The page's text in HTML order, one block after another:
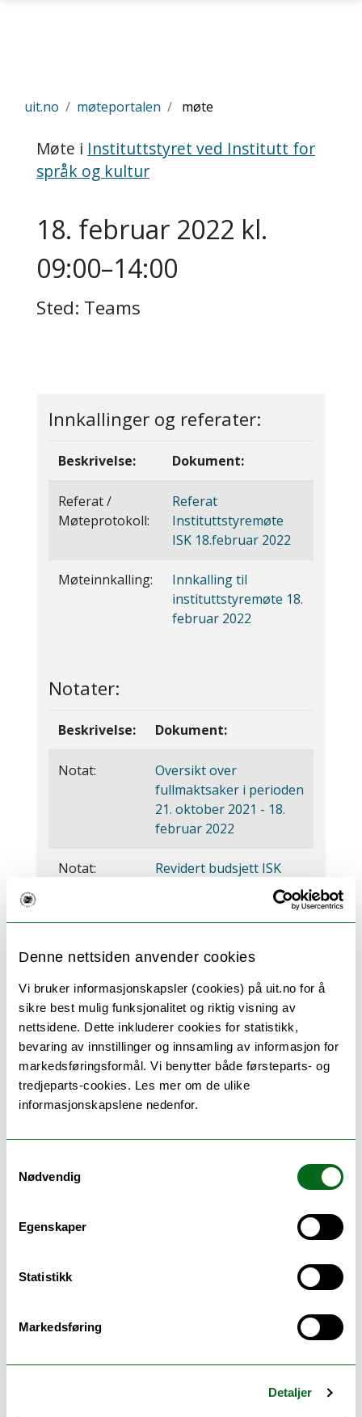
Denne nettsiden anvender cookies
Vi bruker informasjonskapsler (cookies) på uit.no for å
sikre best mulig funksjonalitet og riktig visning av
nettsidene. Dette inkluderer cookies for statistikk,
bevaring av innstillinger og innsamling av informasjon for
markedsføringsformål. Vi benytter både førsteparts- og
tredjeparts-cookies. Les mer om de ulike
informasjonskapslene nedenfor.
Nødvendig
Egenskaper
Statistikk
Markedsføring
Detaljer
Gå til hovedinnhold
uit.no møteportalen møte
Møte i Instituttstyret ved Institutt for
språk og kultur
18. februar 2022 kl.
09:00–14:00
Sted: Teams
Innkallinger og referater:
Beskrivelse: Dokument:
Referat /
Møteprotokoll:
Referat
Instituttstyremøte
ISK 18.februar 2022
Møteinnkalling:
Innkalling til
instituttstyremøte 18.
februar 2022
Notater:
Beskrivelse: Dokument:
Notat:
Oversikt over
fullmaktsaker i perioden
21. oktober 2021 - 18.
februar 2022
Notat:
Revidert budsjett ISK
Andre dokumenter:
Beskrivelse: Dokument:
Saksdokument:
Sak ISK 3-22 Årsberetning
for Institutt for språk og
kultur 2021
Langtidsbudsjett for
undervisningsplanlegging
Sak ISK 5-22 Budsjett for
Institutt for språk og
Sak ISK 4-22 Vedlegg 1